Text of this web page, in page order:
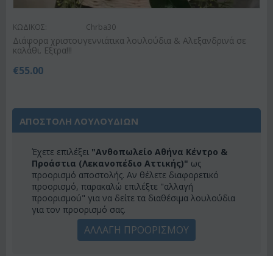
ΚΩΔΙΚΟΣ: Chrba30
Διάφορα χριστουγεννιάτικα λουλούδια & Αλεξανδρινά σε
καλάθι. Εξτρα!!!
€55.00
ΑΠΟΣΤΟΛΗ ΛΟΥΛΟΥΔΙΩΝ
Έχετε επιλέξει "Ανθοπωλείο Αθήνα Κέντρο &
Προάστια (Λεκανοπέδιο Αττικής)" ως
προορισμό αποστολής. Αν θέλετε διαφορετικό
προορισμό, παρακαλώ επιλέξτε "αλλαγή
προορισμού" για να δείτε τα διαθέσιμα λουλούδια
για τον προορισμό σας.
ΑΛΛΑΓΗ ΠΡΟΟΡΙΣΜΟΥ